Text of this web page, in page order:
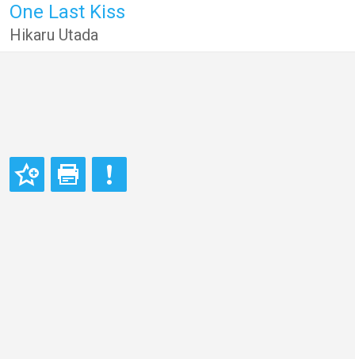
One Last Kiss
Hikaru Utada